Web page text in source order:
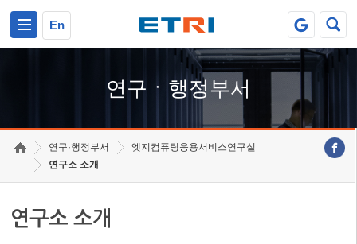
En
연구ㆍ행정부서
연구·행정부서
엣지컴퓨팅응용서비스연구실
연구소 소개
연구소 소개